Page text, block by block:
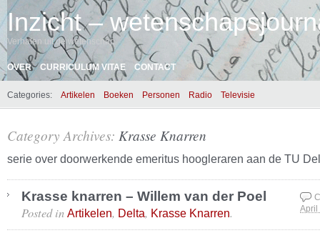
Inzicht –
Verhalen uit de wetenschap
OVER CURRICULUM VITAE CONTACT
Categories: Artikelen Boeken Personen Radio Televisie
Category Archives: Krasse Knarren
serie over doorwerkende emeritus hoogleraren aan de TU
Krasse knarren – Willem van der Poel
April
Posted in Artikelen, Delta, Krasse Knarren.